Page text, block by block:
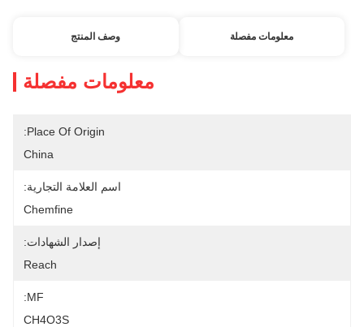
معلومات مفصلة وصف المنتج
معلومات مفصلة
Place Of Origin:
China
اسم العلامة التجارية:
Chemfine
إصدار الشهادات:
Reach
MF:
CH4O3S